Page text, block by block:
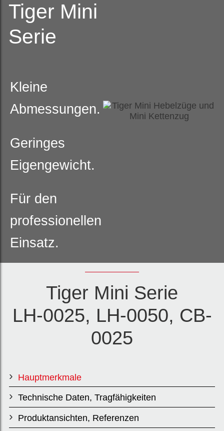
Tiger Mini
Serie
Kleine
Abmessungen.
Geringes
Eigengewicht.
Für den
professionellen
Einsatz.
Modell LH
-0025
LH-0050
Modell C
B-0025
Tiger Mini Serie
LH-0025, LH-0050, CB-
0025
Hauptmerkmale
Technische Daten, Tragfähigkeiten
Produktansichten, Referenzen